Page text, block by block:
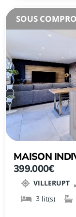
SOUS
MAISON
JARDIN
399.000€
VILLERUPT
3